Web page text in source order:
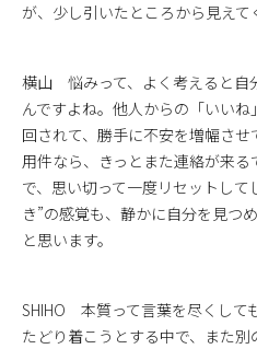
が、少し引いたところから見えて
横山 悩みって、よく考えると自
んですよね。他人からの「いい
回されて、勝手に不安を増幅さ
用件なら、きっとまた連絡が来
で、思い切って一度リセットして
き”の感覚も、静かに自分を見つ
と思います。
SHIHO 本質って言葉を尽くして
たどり着こうとする中で、また